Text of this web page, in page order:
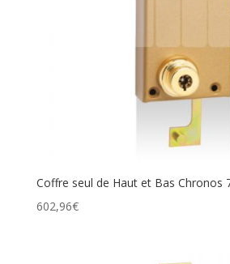
Coffre seul de Haut et Bas Chronos
602,96€